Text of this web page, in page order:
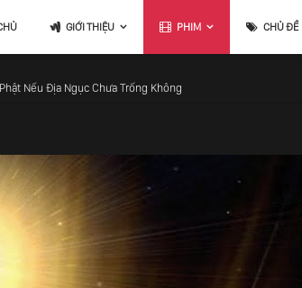
GIỚI THIỆU PHIM CHỦ ĐỀ
Nếu Địa Ngục Chưa Trống Không